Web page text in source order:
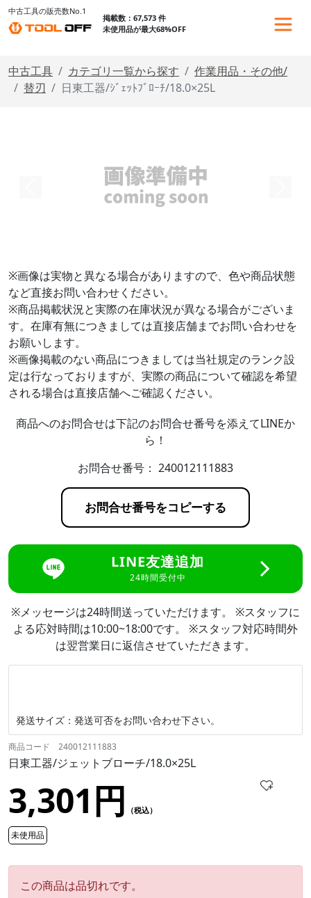
中古工具の販売数No.1
掲載数：67,573 件
未使用品が最大68%OFF
中古工具 カテゴリ一覧から探す
作業用品・その他/
替刃
日東工器/ｼﾞｪｯﾄﾌﾞﾛｰﾁ/18.0×25L
※画像は実物と異なる場合がありますので、色や商品状態
など直接お問い合わせください。
※商品掲載状況と実際の在庫状況が異なる場合がございま
す。在庫有無につきましては直接店舗までお問い合わせを
お願いします。
※画像掲載のない商品につきましては当社規定のランク設
定は行なっておりますが、実際の商品について確認を希望
される場合は直接店舗へご確認ください。
商品へのお問合せは下記のお問合せ番号を添えてLINEか
ら！
お問合せ番号： 240012111883
お問合せ番号をコピーする
LINE友達追加
24時間受付中
※メッセージは24時間送っていただけます。 ※スタッフに
よる応対時間は10:00~18:00です。 ※スタッフ対応時間外
は翌営業日に返信させていただきます。
発送サイズ：発送可否をお問い合わせ下さい。
商品コード 240012111883
日東工器/ジェットブローチ/18.0×25L
3,301円 （税込）
未使用品
この商品は品切れです。